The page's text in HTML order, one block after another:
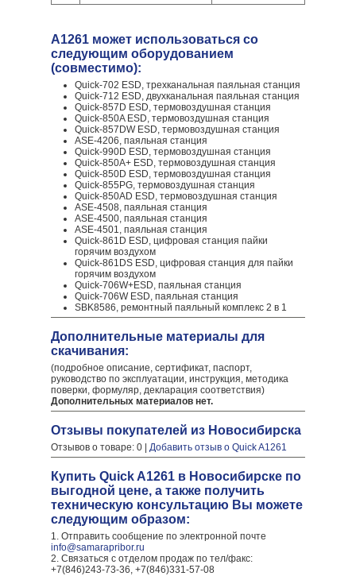
A1261 может использоваться со
следующим оборудованием
(совместимо):
Quick-702 ESD, трехканальная паяльная станция
Quick-712 ESD, двухканальная паяльная станция
Quick-857D ESD, термовоздушная станция
Quick-850A ESD, термовоздушная станция
Quick-857DW ESD, термовоздушная станция
ASE-4206, паяльная станция
Quick-990D ESD, термовоздушная станция
Quick-850A+ ESD, термовоздушная станция
Quick-850D ESD, термовоздушная станция
Quick-855PG, термовоздушная станция
Quick-850AD ESD, термовоздушная станция
ASE-4508, паяльная станция
ASE-4500, паяльная станция
ASE-4501, паяльная станция
Quick-861D ESD, цифровая станция пайки
горячим воздухом
Quick-861DS ESD, цифровая станция для пайки
горячим воздухом
Quick-706W+ESD, паяльная станция
Quick-706W ESD, паяльная станция
SBK8586, ремонтный паяльный комплекс 2 в 1
Дополнительные материалы для
скачивания:
(подробное описание, сертификат, паспорт,
руководство по эксплуатации, инструкция, методика
поверки, формуляр, декларация соответствия)
Дополнительных материалов нет.
Отзывы покупателей из Новосибирска
Отзывов о товаре: 0 | Добавить отзыв о Quick A1261
Купить Quick A1261 в Новосибирске по
выгодной цене, а также получить
техническую консультацию Вы можете
следующим образом:
1. Отправить сообщение по электронной почте
info@samarapribor.ru
2. Связаться с отделом продаж по тел/факс:
+7(846)243-73-36, +7(846)331-57-08